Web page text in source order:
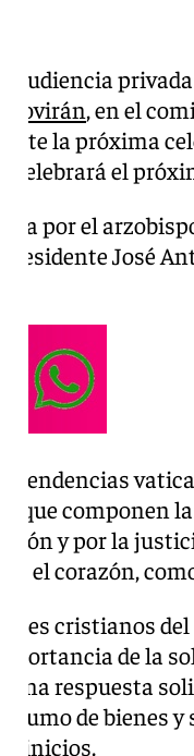
audiencia
Covirán, en el
ante la próxima
celebrará el
por el
presidente José
que componen
y por la
el corazón,
cristianos
de la
una respuesta
de bienes
inicios.